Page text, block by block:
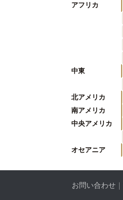
アフリカ
中東
北アメリカ
南アメリカ
中央アメリカ
オセアニア
お問い合わせ ｜